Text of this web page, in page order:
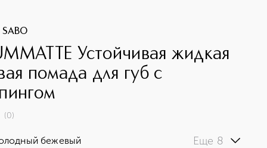
SABO
Устойчивая жидкая
помада для губ с
(0)
бежевый Еще 8